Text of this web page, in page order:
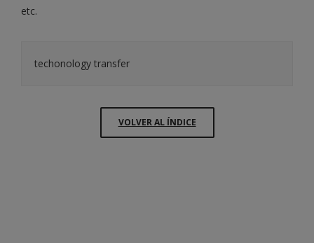
etc.
techonology transfer
VOLVER AL ÍNDICE